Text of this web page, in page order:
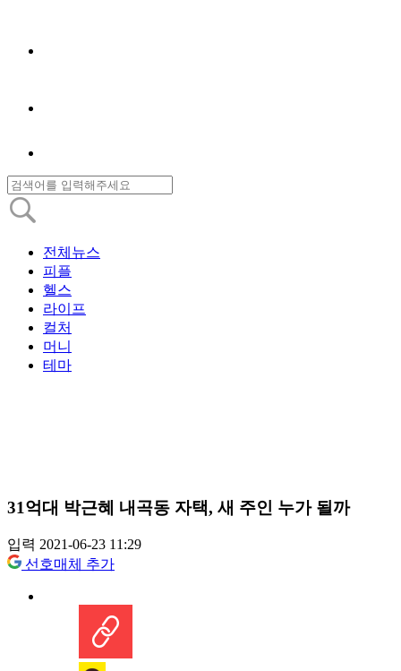
전체뉴스
피플
헬스
라이프
컬처
머니
테마
31억대 박근혜 내곡동 자택, 새 주인 누가 될까
입력 2021-06-23 11:29
선호매체 추가